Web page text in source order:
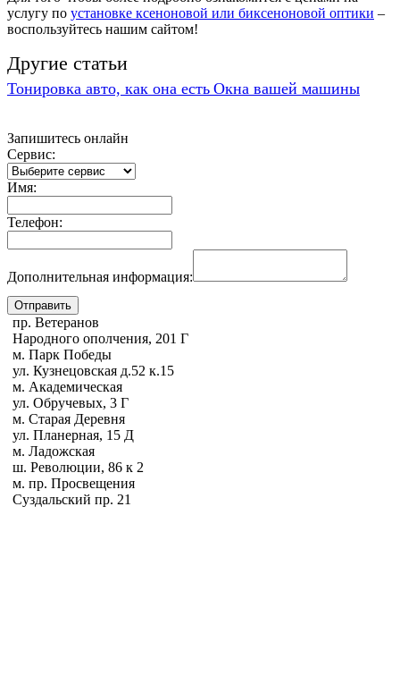
услугу по установке ксеноновой или биксеноновой оптики –
воспользуйтесь нашим сайтом!
Другие статьи
Тонировка авто, как она есть Окна вашей машины
Запишитесь онлайн
Сервис:
Имя:
Телефон:
Дополнительная информация:
пр. Ветеранов
Народного ополчения, 201 Г
м. Парк Победы
ул. Кузнецовская д.52 к.15
м. Академическая
ул. Обручевых, 3 Г
м. Старая Деревня
ул. Планерная, 15 Д
м. Ладожская
ш. Революции, 86 к 2
м. пр. Просвещения
Суздальский пр. 21